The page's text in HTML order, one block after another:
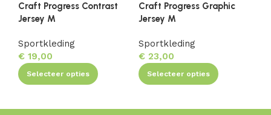
Craft Progress Contrast
Jersey M
Sportkleding
€ 19,00
Selecteer opties
Craft Progress Graphic
Jersey M
Sportkleding
€23,00
Selecteer opties